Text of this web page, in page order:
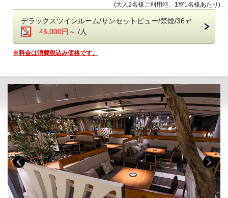
・12歳以下のお子様はご遠慮いただいております。
・8名様以上のご宿泊は事前にご相談ください。
・バリアフリー、ポーターサービスは未対応です。
炊きたて土鍋ご飯のふわりと広がる甘い香り、
みずみずしい朝採れ野菜、濃厚な牧場直送の牛乳
契約農家や牧場から毎朝届く新鮮食材を使い、
一品一品丁寧に仕上げた、心と体にやさしい朝食です。
・時間 7：00～10：00
■-オールインクルーシブで愉しむ癒しの空間-■
全館モダンデザインで統一された館内は、
大人の休日を過ごす 「大人の贅沢旅」にぴったり。
ホテル内のドリンクやおつまみなどは、ご宿泊料金に含まれます。
＜高濃度ラジウム温泉＞（6:00～10:00／15:30～24:00）
・「万病の湯」と称される名湯と、
讃岐平野を望む絶景の半露天風呂が魅力。
・湯上がりラウンジ：生ビール＆ドリンク、アイスクリーム
1、アロマ60分
2、ボディ60分＋ヘッド10分
※2名様でご予約の場合は、それぞれお好きなコースをご指定いただけ
ます。
・リラクゼーションスパ「THE ROOST」
※スパのご予約に関しては、メール（the-roost@the-chelsea.jp）か電話
（070-1744-9567）で
こちらからご連絡させていただきます。
※妊娠中の方の施術はいたしかねます。
※所要時間は、カウンセリングとお着替えを含め、90分程度頂戴いたし
ます。
※ご予約時間に遅れて来られた場合、施術時間が短くなる場合がござい
ます。
■-《夕食》洋と和が響きあうフレンチ懐石-■
湯気立つオープンキッチンから漂う香ばしさに、
(大人2名様ご利用時、1室1名様あたり)
デラックスツインルーム/サンセットビュー/禁煙/36㎡
45,000円～ /人
※料金は消費税込み価格です。